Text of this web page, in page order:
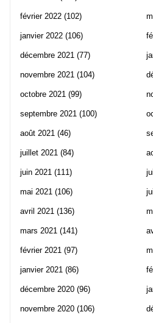
février 2022 (102)
janvier 2022 (106)
décembre 2021 (77)
novembre 2021 (104)
octobre 2021 (99)
septembre 2021 (100)
août 2021 (46)
juillet 2021 (84)
juin 2021 (111)
mai 2021 (106)
avril 2021 (136)
mars 2021 (141)
février 2021 (97)
janvier 2021 (86)
décembre 2020 (96)
novembre 2020 (106)